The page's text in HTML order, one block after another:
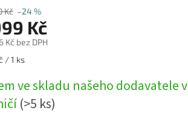
Kč –24 %
Kč
Kč bez DPH
/ 1 ks
ve skladu našeho dodavatele v
(>5 ks)